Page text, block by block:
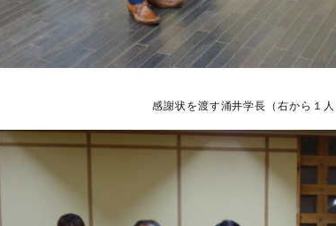
感謝状を渡す涌井学長（右から１